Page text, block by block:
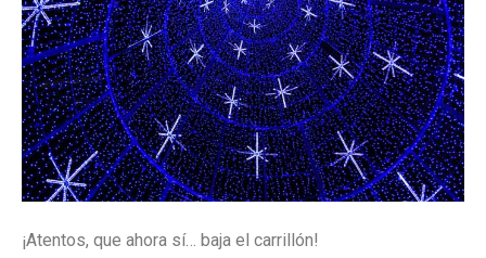
¡Atentos, que ahora sí… baja el carrillón!